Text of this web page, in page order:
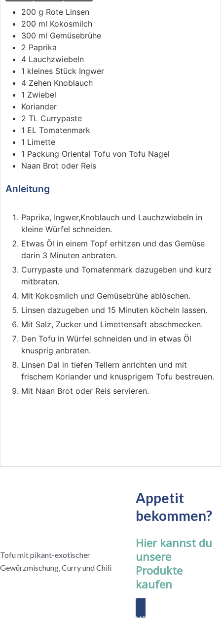
200 g Rote Linsen
200 ml Kokosmilch
300 ml Gemüsebrühe
2 Paprika
4 Lauchzwiebeln
1 kleines Stück Ingwer
4 Zehen Knoblauch
1 Zwiebel
Koriander
2 TL Currypaste
1 EL Tomatenmark
1 Limette
1 Packung Oriental Tofu von Tofu Nagel
Naan Brot oder Reis
Anleitung
Paprika, Ingwer,Knoblauch und Lauchzwiebeln in
kleine Würfel schneiden.
Etwas Öl in einem Topf erhitzen und das Gemüse
darin 3 Minuten anbraten.
Currypaste und Tomatenmark dazugeben und kurz
mitbraten.
Mit Kokosmilch und Gemüsebrühe ablöschen.
Linsen dazugeben und 15 Minuten köcheln lassen.
Mit Salz, Zucker und Limettensaft abschmecken.
Den Tofu in Würfel schneiden und in etwas Öl
knusprig anbraten.
Linsen Dal in tiefen Tellern anrichten und mit
frischem Koriander und knusprigem Tofu bestreuen.
Mit Naan Brot oder Reis servieren.
Tofu mit pikant-exotischer
Gewürzmischung, Curry und Chili
Appetit
bekommen?
Hier kannst du
unsere
Produkte
kaufen